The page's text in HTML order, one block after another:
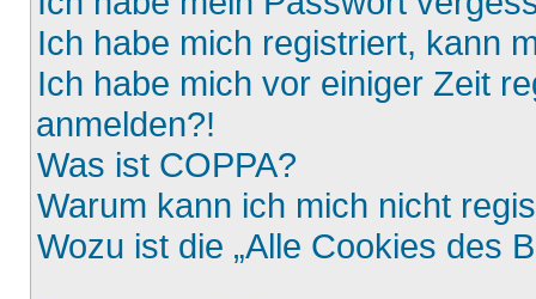
Ich habe mich registriert, kann
Ich habe mich vor einiger Zeit
anmelden?!
Was ist COPPA?
Warum kann ich mich nicht
Wozu ist die „Alle Cookies des